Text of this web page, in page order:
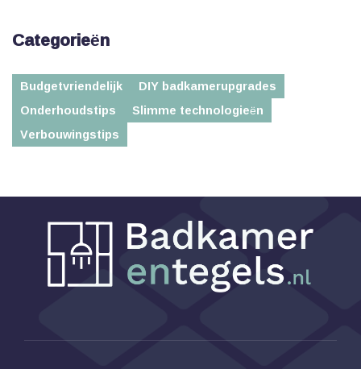
Categorieën
Budgetvriendelijk
DIY badkamerupgrades
Onderhoudstips
Slimme technologieën
Verbouwingstips